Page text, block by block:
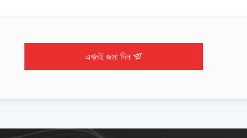
এখনই জমা দিন